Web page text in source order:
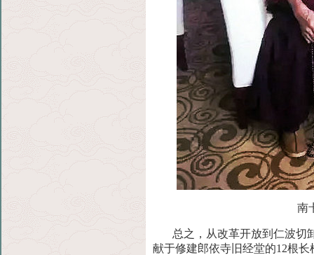
南
总之，从改革开放到仁波切
献于修建郎依寺旧经堂的12根长